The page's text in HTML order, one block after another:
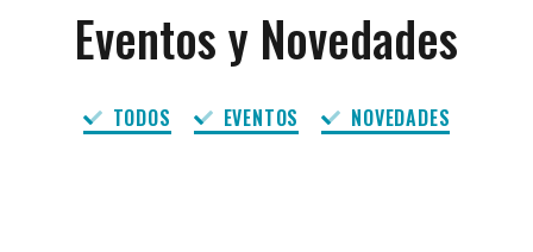
Eventos y Novedades
TODOS EVENTOS NOVEDADES